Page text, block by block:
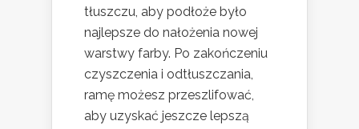
tłuszczu, aby podłoże było
najlepsze do nałożenia nowej
warstwy farby. Po zakończeniu
czyszczenia i odtłuszczania,
ramę możesz przeszlifować,
aby uzyskać jeszcze lepszą